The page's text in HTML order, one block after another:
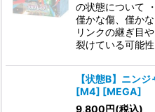
の状態について
僅かな傷、僅か
リンクの継ぎ目
裂けている可能
【状態B】ニン
[M4] [MEGA]
9,800円(税込)